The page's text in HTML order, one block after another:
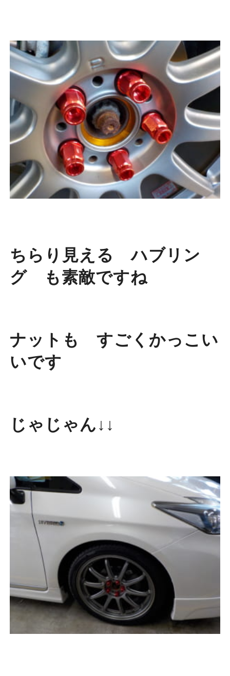
ちらり見える ハブリン
グ も素敵ですね
ナットも すごくかっこい
いです
じゃじゃん↓↓